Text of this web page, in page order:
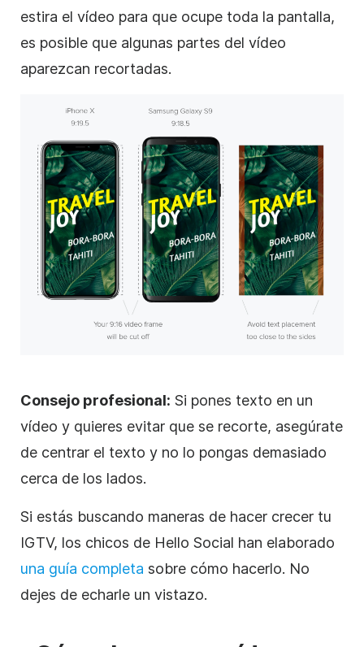
estira el vídeo para que ocupe toda la pantalla,
es posible que algunas partes del vídeo
aparezcan recortadas.
Consejo profesional: Si pones texto en un
vídeo y quieres evitar que se recorte, asegúrate
de centrar el texto y no lo pongas demasiado
cerca de los lados.
Si estás buscando maneras de hacer crecer tu
IGTV, los chicos de Hello Social han elaborado
una guía completa sobre cómo hacerlo. No
dejes de echarle un vistazo.